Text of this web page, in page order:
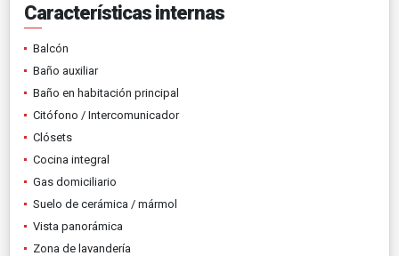
Características internas
Balcón
Baño auxiliar
Baño en habitación principal
Citófono / Intercomunicador
Clósets
Cocina integral
Gas domiciliario
Suelo de cerámica / mármol
Vista panorámica
Zona de lavandería